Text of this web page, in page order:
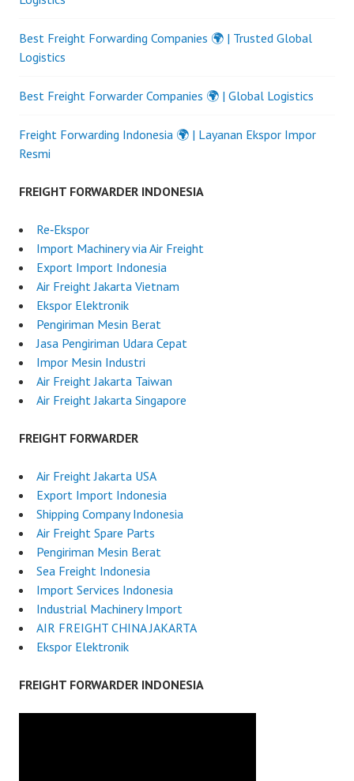
Best Freight Forwarding Companies 🌍 | Trusted Global
Logistics
Best Freight Forwarder Companies 🌍 | Global Logistics
Freight Forwarding Indonesia 🌍 | Layanan Ekspor Impor
Resmi
FREIGHT FORWARDER INDONESIA
Re‑Ekspor
Import Machinery via Air Freight
Export Import Indonesia
Air Freight Jakarta Vietnam
Ekspor Elektronik
Pengiriman Mesin Berat
Jasa Pengiriman Udara Cepat
Impor Mesin Industri
Air Freight Jakarta Taiwan
Air Freight Jakarta Singapore
FREIGHT FORWARDER
Air Freight Jakarta USA
Export Import Indonesia
Shipping Company Indonesia
Air Freight Spare Parts
Pengiriman Mesin Berat
Sea Freight Indonesia
Import Services Indonesia
Industrial Machinery Import
AIR FREIGHT CHINA JAKARTA
Ekspor Elektronik
FREIGHT FORWARDER INDONESIA